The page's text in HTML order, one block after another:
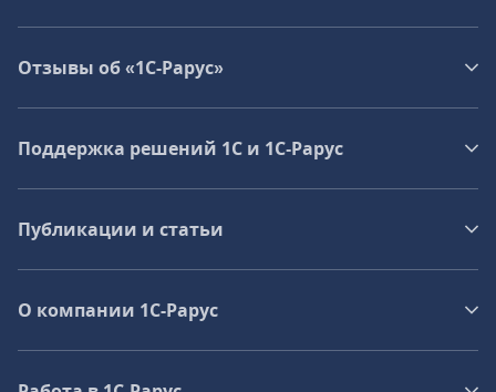
Отзывы об «1С-Рарус»
Поддержка решений 1С и 1С‑Рарус
Публикации и статьи
О компании 1C-Рарус